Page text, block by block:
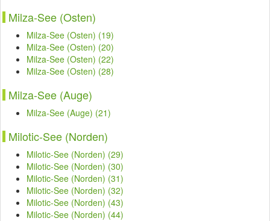
Milza-See (Osten)
Milza-See (Osten) (19)
Milza-See (Osten) (20)
Milza-See (Osten) (22)
Milza-See (Osten) (28)
Milza-See (Auge)
Milza-See (Auge) (21)
Milotic-See (Norden)
Milotic-See (Norden) (29)
Milotic-See (Norden) (30)
Milotic-See (Norden) (31)
Milotic-See (Norden) (32)
Milotic-See (Norden) (43)
Milotic-See (Norden) (44)